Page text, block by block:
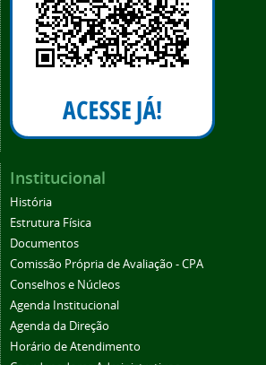
Institucional
História
Estrutura Física
Documentos
Comissão Própria de Avaliação - CPA
Conselhos e Núcleos
Agenda Institucional
Agenda da Direção
Horário de Atendimento